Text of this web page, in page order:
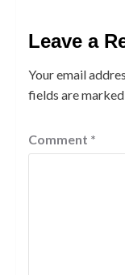
Leave a
Your email
fields are marked
Comment *